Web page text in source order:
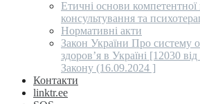
Етичні основи
консультування та
Нормативні акти
Закон України Про систему
здоров’я в Україні [12030
Закону (16.09.2024 ]
Контакти
linktr.ee